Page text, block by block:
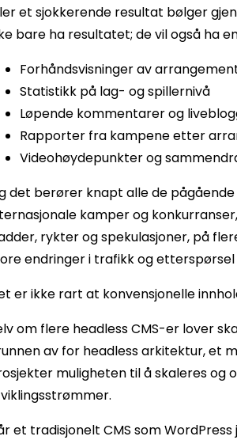
et sjokkerende resultat bølger
bare ha resultatet; de vil også ha
Forhåndsvisninger av
Statistikk på lag- og spillernivå
Løpende kommentarer og
Rapporter fra kampene etter
Videohøydepunkter og
det berører knapt alle de
kamper og
rykter og spekulasjoner, på
endringer i trafikk og
er ikke rart at konvensjonelle
om flere headless CMS-er lover
av for headless arkitektur, et
muligheten til å skaleres og
et tradisjonelt CMS som